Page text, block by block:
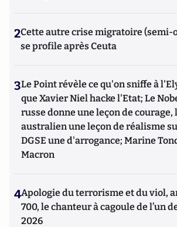
2Cette autre crise migratoire (semi-
se profile après Ceuta
3Le Point révèle ce qu'on sniffe à
que Xavier Niel hacke l'Etat; Le
russe donne une leçon de courage,
australien une leçon de réalisme
DGSE une d'arrogance; Marine
Macron
4Apologie du terrorisme et du viol,
700, le chanteur à cagoule de l’un
2026